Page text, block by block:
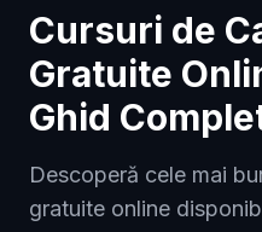
Cursuri de
Gratuite
Ghid
Descoperă cele mai
gratuite online